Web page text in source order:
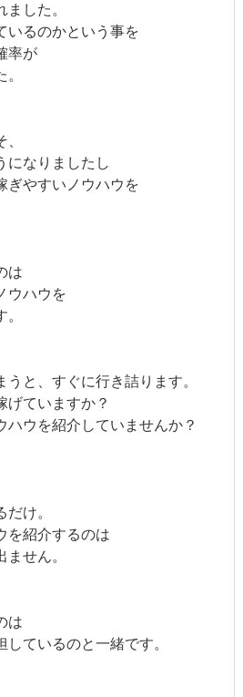
した。
いるのかという事を
率が
になりましたし
ぎやすいノウハウを
は
ウハウを
と、すぐに行き詰ります。
げていますか？
ハウを紹介していませんか？
け。
を紹介するのは
せん。
は
ているのと一緒です。